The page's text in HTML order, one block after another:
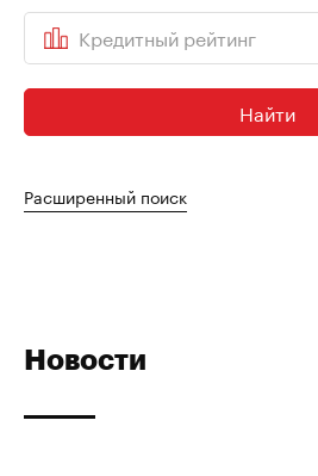
Кредитный рейтинг
Найти
Расширенный поиск
Новости